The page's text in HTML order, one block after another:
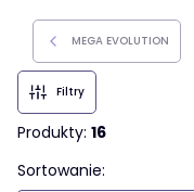
MEGA EVOLUTION
Filtry
Produkty: 16
Lista produktów
Sortowanie: